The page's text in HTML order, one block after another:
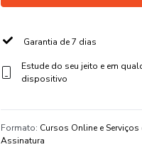
Garantia de 7 dias
Estude do seu jeito e em
dispositivo
Formato: Cursos Online e Serviços
Assinatura